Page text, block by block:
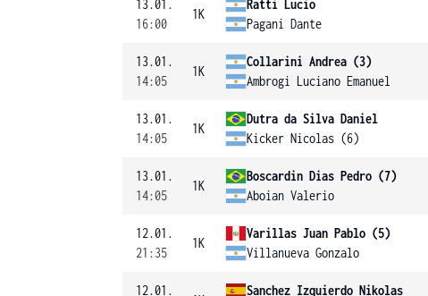
13.01.
16:00
1K
Ratti Lucio
Pagani Dante
13.01.
14:05
1K
Collarini Andrea (3)
Ambrogi Luciano Emanuel
13.01.
14:05
1K
Dutra da Silva Daniel
Kicker Nicolas (6)
13.01.
14:05
1K
Boscardin Dias Pedro (7)
Aboian Valerio
12.01.
21:35
1K
Varillas Juan Pablo (5)
Villanueva Gonzalo
12.01. Sanchez Izquierdo Nikolas